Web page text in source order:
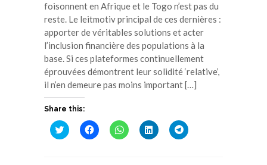
foisonnent en Afrique et le Togo n’est pas du
reste. Le leitmotiv principal de ces dernières :
apporter de véritables solutions et acter
l’inclusion financière des populations à la
base. Si ces plateformes continuellement
éprouvées démontrent leur solidité ‘relative’,
il n’en demeure pas moins important […]
Share this:
Cliquez
pour
Cliquez
pour
Cliquez
pour
Cliquez
pour
Cliquez
pour